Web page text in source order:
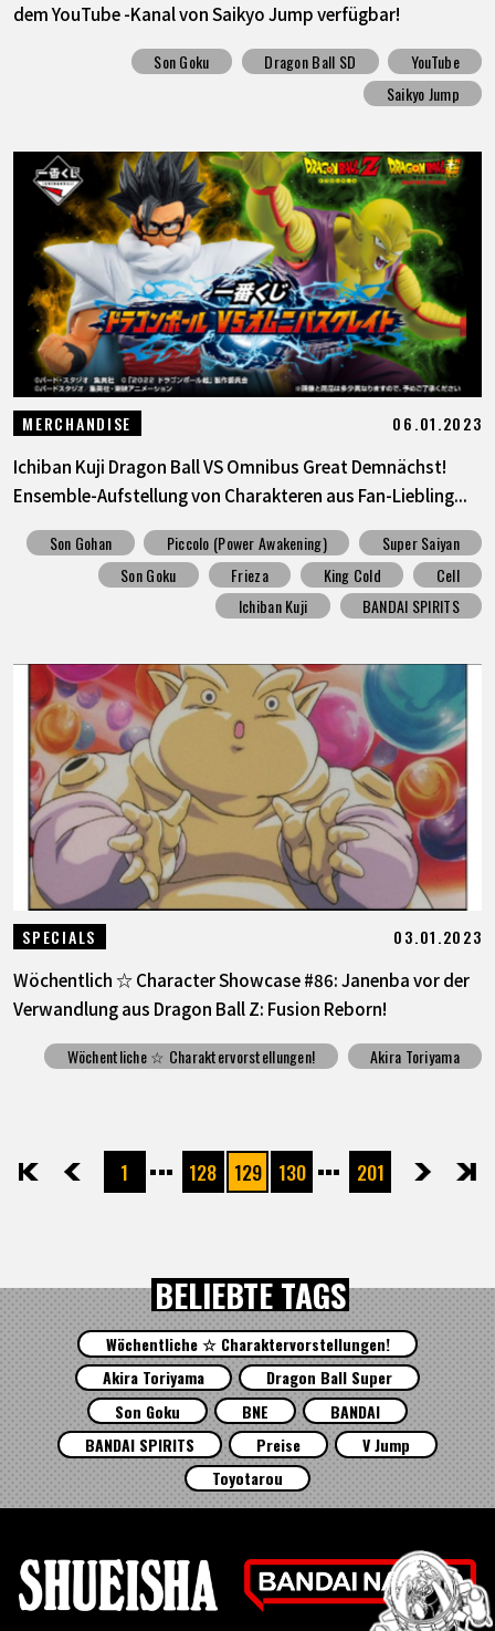
dem YouTube -Kanal von Saikyo Jump verfügbar!
Son Goku Dragon Ball SD
YouTube
Saikyo Jump
MERCHANDISE 06.01.2023
Ichiban Kuji Dragon Ball VS Omnibus Great Demnächst!
Ensemble-Aufstellung von Charakteren aus Fan-Liebling...
Son Gohan Piccolo (Power Awakening)
Super Saiyan
Son Goku
Frieza King Cold
Cell
Ichiban Kuji
BANDAI SPIRITS
SPECIALS 03.01.2023
Wöchentlich ☆ Character Showcase #86: Janenba vor der
Verwandlung aus Dragon Ball Z: Fusion Reborn!
Wöchentliche ☆ Charaktervorstellungen! Akira Toriyama
先頭 前へ1 128 129 130 201次へ最後
BELIEBTE TAGS
Wöchentliche ☆ Charaktervorstellungen!
Akira Toriyama
Dragon Ball Super
Son Goku
BNE
BANDAI
BANDAI SPIRITS
Preise
V Jump
Toyotarou